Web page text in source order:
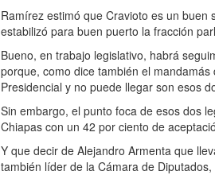
Ramírez estimó que Cravioto es un
estabilizó para buen puerto la fracción
Bueno, en trabajo legislativo, habrá
porque, como dice también el
Presidencial y no puede llegar son esos
Sin embargo, el punto foca de esos dos
Chiapas con un 42 por ciento de
Y que decir de Alejandro Armenta que
también líder de la Cámara de Diputados,